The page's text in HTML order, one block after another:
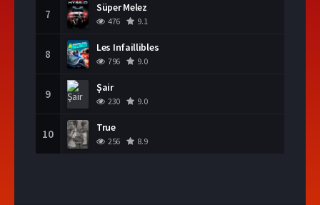
7 Süper Melez
476 9.1
8 Les Infaillibles
796 9.0
9 Şair
230 9.0
10 True
256 8.9